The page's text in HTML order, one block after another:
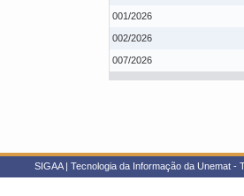
001/2026
002/2026
007/2026
SIGAA | Tecnologia da Informação da Unemat